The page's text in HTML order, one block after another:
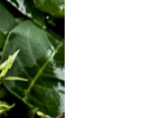
Saltar
al
contenido